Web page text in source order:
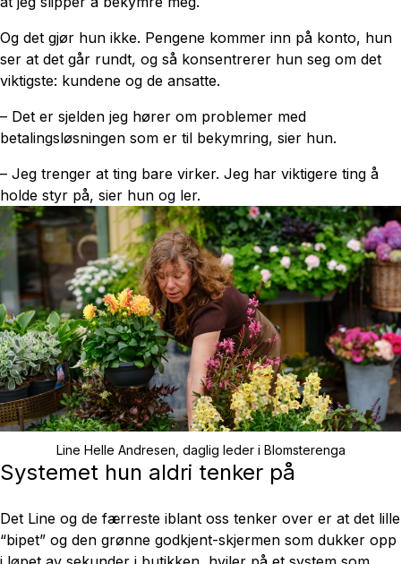
Og det gjør hun ikke. Pengene kommer inn på konto, hun
ser at det går rundt, og så konsentrerer hun seg om det
viktigste: kundene og de ansatte.
– Det er sjelden jeg hører om problemer med
betalingsløsningen som er til bekymring, sier hun.
– Jeg trenger at ting bare virker. Jeg har viktigere ting å
holde styr på, sier hun og ler.
Line Helle Andresen, daglig leder i Blomsterenga
Systemet hun aldri tenker på
Det Line og de færreste iblant oss tenker over er at det lille
“bipet” og den grønne godkjent-skjermen som dukker opp